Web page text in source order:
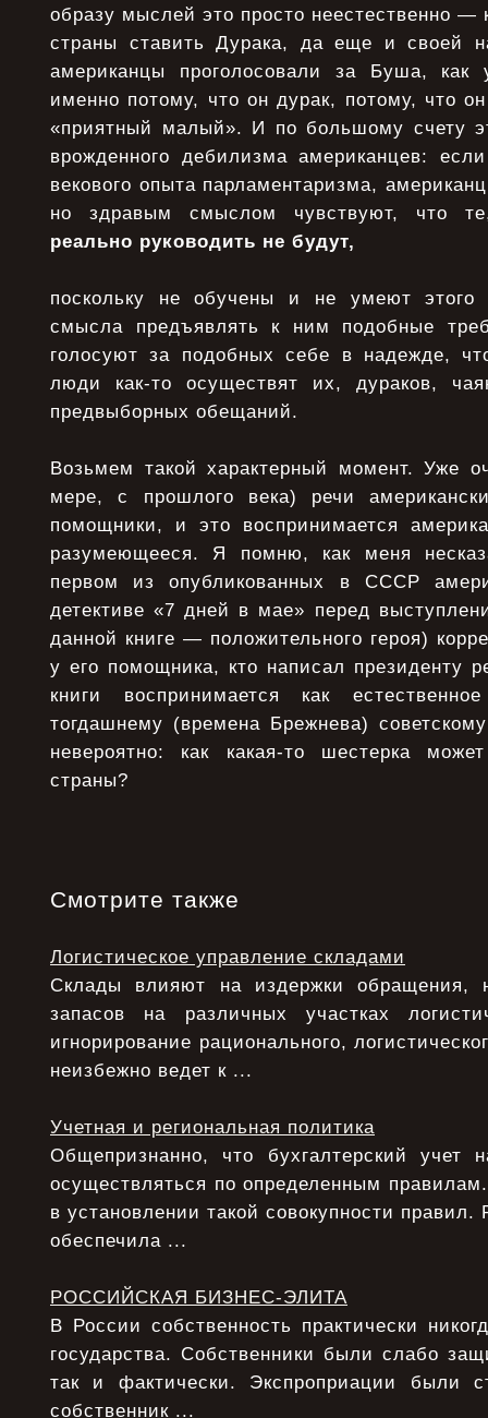
образу мыслей это просто неестественно —
страны ставить Дурака, да еще и своей
американцы проголосовали за Буша, как
именно потому, что он дурак, потому, что
«приятный малый». И по большому счету
врожденного дебилизма американцев:
векового опыта парламентаризма,
но здравым смыслом чувствуют, что
реально руководить не будут,
поскольку не обучены и не умеют
смысла предъявлять к ним подобные
голосуют за подобных себе в надежде,
люди как-то осуществят их, дураков,
предвыборных обещаний.
Возьмем такой характерный момент. Уже
мере, с прошлого века) речи
помощники, и это воспринимается
разумеющееся. Я помню, как меня
первом из опубликованных в СССР
детективе «7 дней в мае» перед
данной книге — положительного героя)
у его помощника, кто написал президенту
книги воспринимается как
тогдашнему (времена Брежнева)
невероятно: как какая-то шестерка
страны?
Смотрите также
Логистическое управление складами
Склады влияют на издержки обращения,
запасов на различных участках
игнорирование рационального,
неизбежно ведет к ...
Учетная и региональная политика
Общепризнанно, что бухгалтерский учет
осуществляться по определенным
в установлении такой совокупности
обеспечила ...
РОССИЙСКАЯ БИЗНЕС-ЭЛИТА
В России собственность практически
государства. Собственники были слабо
так и фактически. Экспроприации были
собственник ...